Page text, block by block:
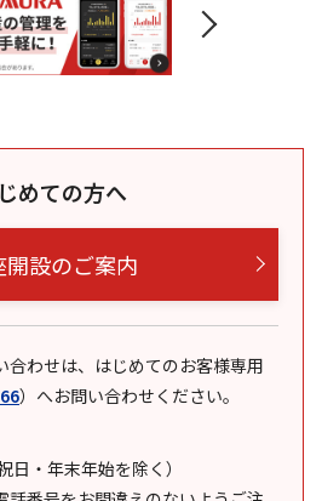
めての方へ
開設のご案内
合わせは、はじめてのお客様専用
） へお問い合わせください。
・年末年始を除く）